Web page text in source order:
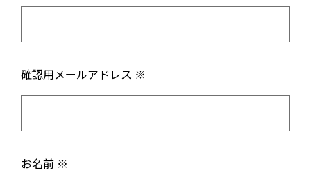
確認用メールアドレス ※
お名前 ※